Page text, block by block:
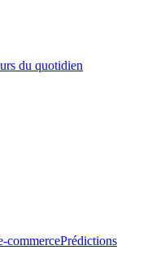
du quotidien
commercePrédictions